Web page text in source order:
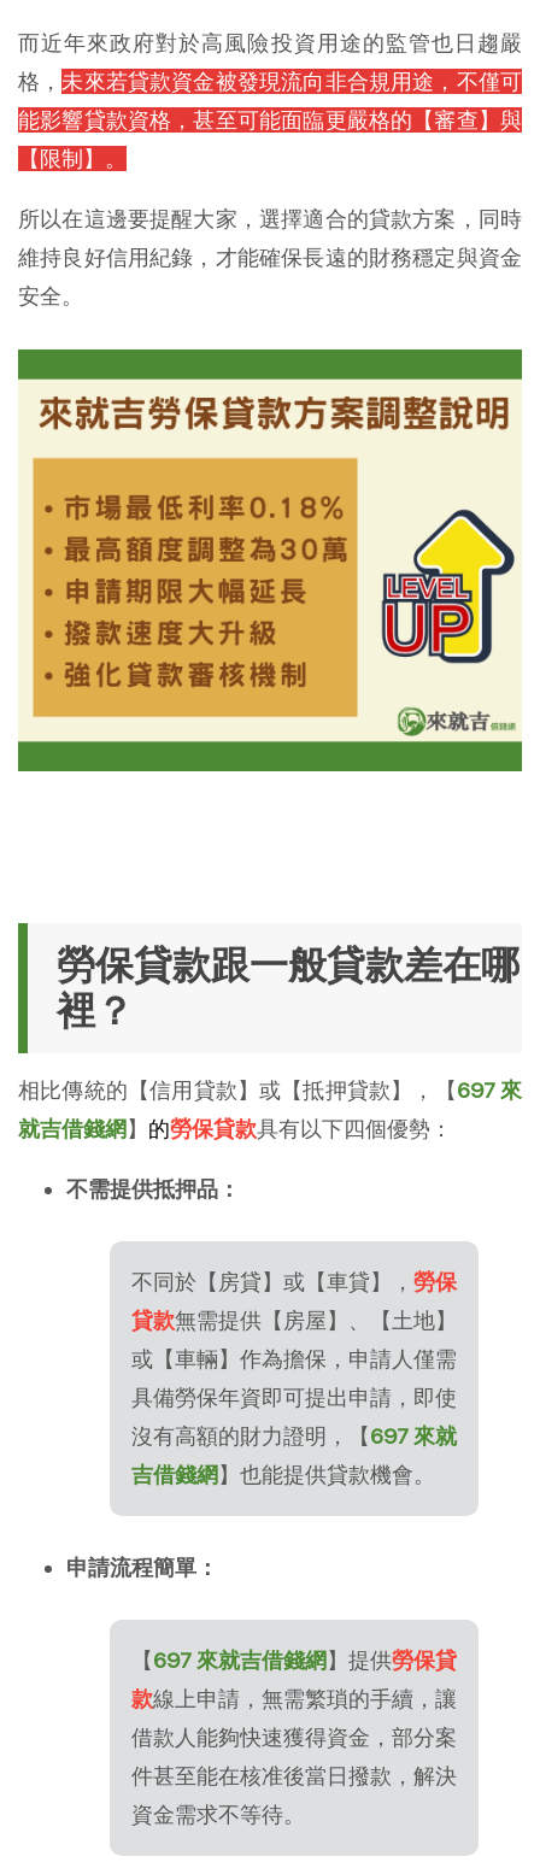
而近年來政府對於高風險投資用途的監管也日趨嚴
格， 未來若貸款資金被發現流向非合規用途，不僅可
能影響貸款資格，甚至可能面臨更嚴格的【審查】與
【限制】。
所以在這邊要提醒大家，選擇適合的貸款方案，同時
維持良好信用紀錄，才能確保長遠的財務穩定與資金
安全。
勞保貸款跟一般貸款差在哪
裡？
相比傳統的【信用貸款】或【抵押貸款】，【697 來
就吉借錢網 】 的勞保貸款具有以下四個優勢：
不需提供抵押品：
不同於【房貸】或【車貸】， 勞保
貸款無需提供【房屋】、【土地】
或【車輛】作為擔保，申請人僅需
具備勞保年資即可提出申請，即使
沒有高額的財力證明，【697 來就
吉借錢網 】也能提供貸款機會。
申請流程簡單：
【697 來就吉借錢網 】提供勞保貸
款線上申請，無需繁瑣的手續，讓
借款人能夠快速獲得資金，部分案
件甚至能在核准後當日撥款，解決
資金需求不等待。